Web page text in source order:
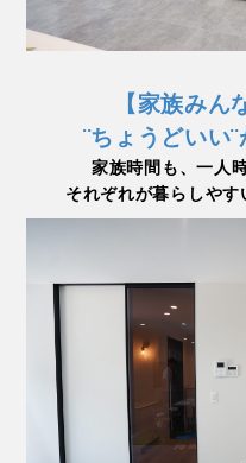
【家族みん
¨ちょうどいい
家族時間も、一人
それぞれが暮らしやす